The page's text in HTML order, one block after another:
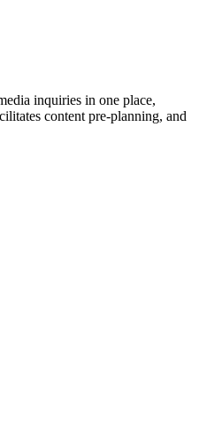
inquiries in one place,
content pre-planning, and